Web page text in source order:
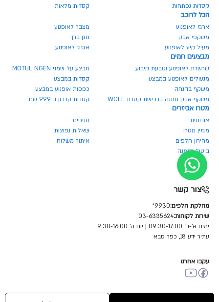
קסדות נפתחות
קסדות מלאות
הכל לרוכב
ארגז לאופנוע
מצבר לאופנוע
משקפי אבק
מגן ברך
מעיל קיץ לאופנוע
אגזוז לאופנוע
מבצעים חמים
שרשרת לאופנוע וטבעת קיבוע
מבצע על שמני MOTUL NGEN
מנעולים לאופנוע במבצע
קסדות במבצע
משקף בהנחה
כפפות אופנוע במבצע
משקף אבק מתנה ברכישת קסדת WOLF
קסדות קרבון ב 999 שח
מטרו אביזרים
אודותינו
סניפים
מגזין מטרו
שאלות נפוצות
מחירון חלפים
איתור משלוח
ביטול הזמנה
צור קשר
מחלקת חלפים:9930*
שירות לקוחות:03-6335624
ימים א'-ד', 09:30-17:00 | יום ה' 9:30-16:00
עתיר ידע 18, כפר סבא
עקבו אחרנו
© כל הזכויות שמורות מטרו מוטור שיווק (1981) בע"מ